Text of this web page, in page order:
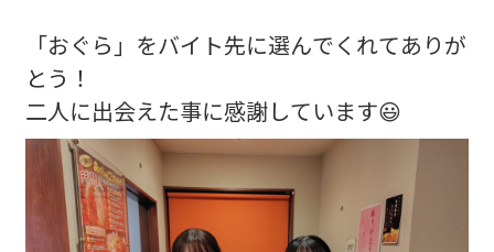
「おぐら」をバイト先に選んでくれてありが
とう！
二人に出会えた事に感謝しています😃